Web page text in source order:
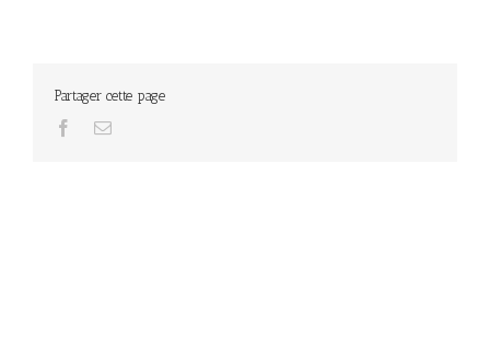
Partager cette page